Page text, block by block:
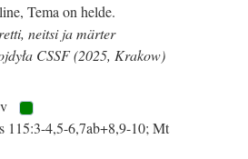
Tema on helde.
neitsi ja märter
CSSF (2025, Krakow)
115:3-4,5-6,7ab+8,9-10; Mt